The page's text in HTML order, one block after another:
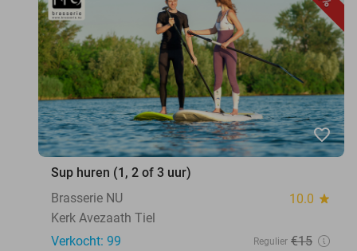
favorite_border
Sup huren (1, 2 of 3 uur)
Brasserie NU
10.0 star
Kerk Avezaath Tiel
Verkocht: 99
Regulier €15